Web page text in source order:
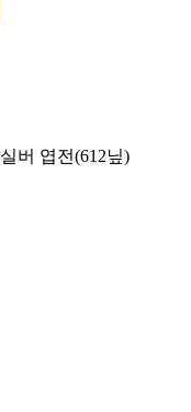
실버 엽전(612닢)